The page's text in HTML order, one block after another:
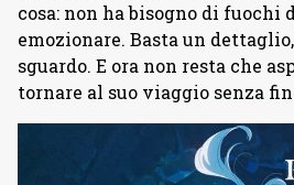
cosa: non ha bisogno di fuochi
emozionare. Basta un
sguardo. E ora non resta che
tornare al suo viaggio senza